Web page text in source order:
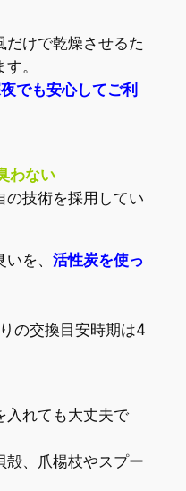
だけで乾燥させるた
。
でも安心してご利
わない
の技術を採用してい
を、 活性炭を使っ
の交換目安時期は4
入れても大丈夫で
殻、爪楊枝やスプー